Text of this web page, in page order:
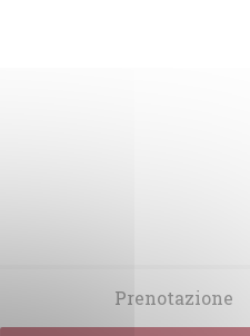
Prenotazione